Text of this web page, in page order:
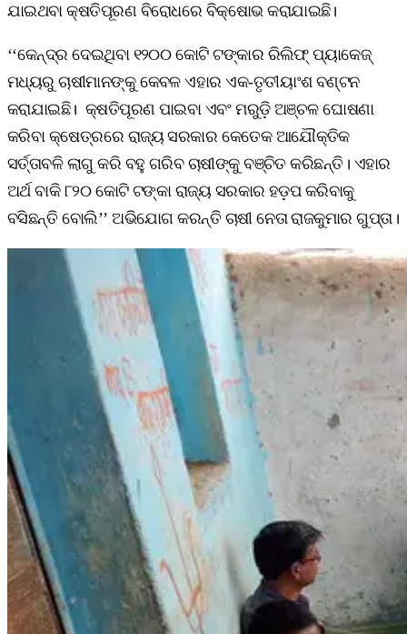
ଯାଇଥବା କ୍ଷତିପୂରଣ ବିରୋଧରେ ବିକ୍ଷୋଭ କରାଯାଇଛି।
‘‘କେନ୍ଦ୍ର ଦେଇଥିବା ୧୨୦୦ କୋଟି ଟଙ୍କାର ରିଲିଫ୍‌ ପ୍ୟାକେଜ୍‌
ମଧ୍ୟରୁ ଚାଷୀମାନଙ୍କୁ କେବଳ ଏହାର ଏକ-ତୃତୀୟାଂଶ ବଣ୍ଟନ
କରାଯାଇଛି। କ୍ଷତିପୂରଣ ପାଇବା ଏବଂ ମରୁଡ଼ି ଅଞ୍ଚଳ ଘୋଷଣା
କରିବା କ୍ଷେତ୍ରରେ ରାଜ୍ୟ ସରକାର କେତେକ ଆଯୌକ୍ତିକ
ସର୍ତ୍ତାବଳି ଲାଗୁ କରି ବହୁ ଗରିବ ଚାଷୀଙ୍କୁ ବଞ୍ଚିତ କରିଛନ୍ତି। ଏହାର
ଅର୍ଥ ବାକି ୮୨୦ କୋଟି ଟଙ୍କା ରାଜ୍ୟ ସରକାର ହଡ଼ପ କରିବାକୁ
ବସିଛନ୍ତି ବୋଲି’’ ଅଭିଯୋଗ କରନ୍ତି ଚାଷୀ ନେତା ରାଜକୁମାର ଗୁପ୍ତା।